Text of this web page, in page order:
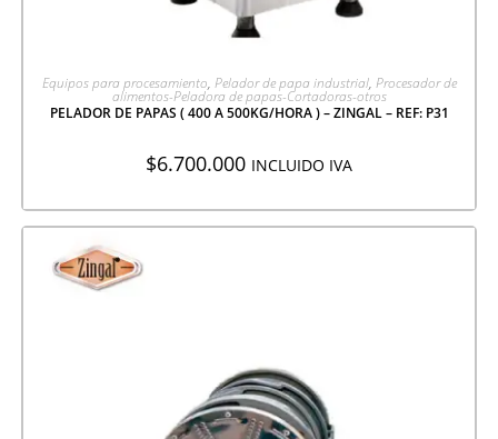
AGREGAR A COTIZACIÓN
Equipos para procesamiento, Pelador de papa industrial, Procesador de
alimentos-Peladora de papas-Cortadoras-otros
PELADOR DE PAPAS ( 400 A 500KG/HORA ) – ZINGAL – REF: P31
$6.700.000 INCLUIDO IVA